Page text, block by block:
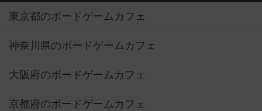
東京都のボードゲームカフェ
神奈川県のボードゲームカフェ
大阪府のボードゲームカフェ
京都府のボードゲームカフェ